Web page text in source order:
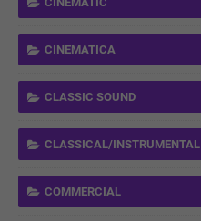
CINEMATICA
CLASSIC SOUND
CLASSICAL/INSTRUMENTAL
COMMERCIAL